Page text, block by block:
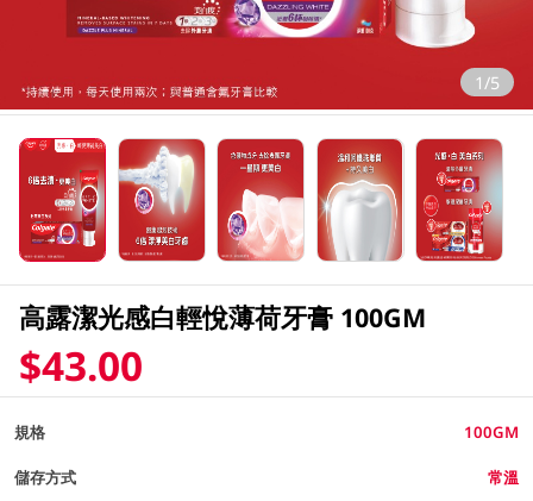
1/5
高露潔光感白輕悅薄荷牙膏 100GM
$43.00
規格 100GM
儲存方式 常溫